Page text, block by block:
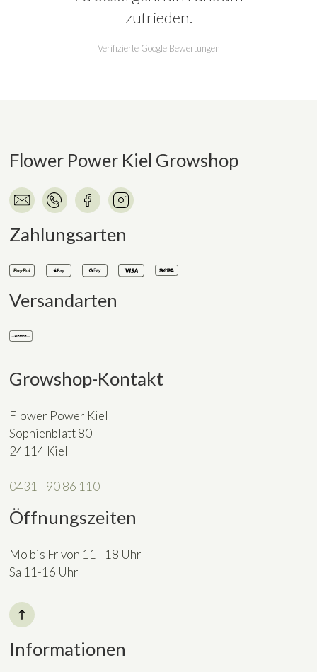
zufrieden.
Verifizierte Google Bewertungen
Flower Power Kiel Growshop
Zahlungsarten
Versandarten
Growshop-Kontakt
Flower Power Kiel
Sophienblatt 80
24114 Kiel
0431 - 90 86 110
Öffnungszeiten
Mo bis Fr von 11 - 18 Uhr -
Sa 11-16 Uhr
Informationen